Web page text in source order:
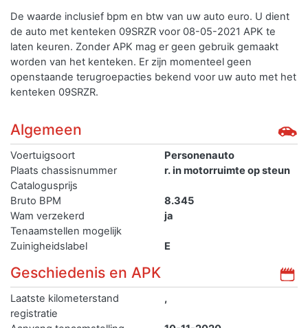
De waarde inclusief bpm en btw van uw auto euro. U dient
de auto met kenteken 09SRZR voor 08-05-2021 APK te
laten keuren. Zonder APK mag er geen gebruik gemaakt
worden van het kenteken. Er zijn momenteel geen
openstaande terugroepacties bekend voor uw auto met het
kenteken 09SRZR.
Algemeen
Voertuigsoort
Personenauto
Plaats chassisnummer
r. in motorruimte op steun
Catalogusprijs
Bruto BPM
8.345
Wam verzekerd
ja
Tenaamstellen mogelijk
Zuinigheidslabel
E
Geschiedenis en APK
Laatste kilometerstand
registratie
,